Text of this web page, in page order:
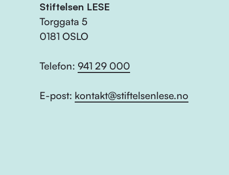
Stiftelsen LESE
Torggata 5
0181 OSLO
Telefon: 941 29 000
E-post: kontakt@stiftelsenlese.no